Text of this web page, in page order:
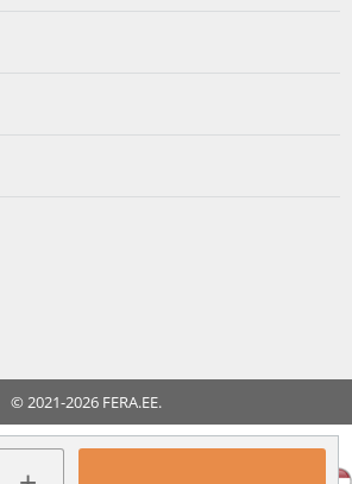
© 2021-2026 FERA.EE.
FERA INTERNATIONAL: